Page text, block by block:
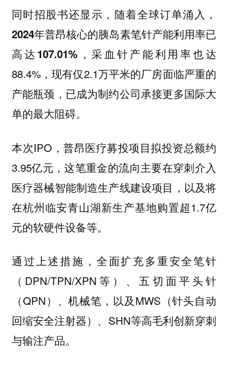
同时招股书还显示， 随着全球订单涌入，
2024年普昂核心的胰岛素笔针产能利用率已
高达107.01%， 采血针产能利用率也达
88.4%，现有仅2.1万平米的厂房面临严重的
产能瓶颈，已成为制约公司承接更多国际大
单的最大阻碍。
本次IPO，普昂医疗募投项目拟投资总额约
3.95亿元，这笔重金的流向主要在穿刺介入
医疗器械智能制造生产线建设项目，以及将
在杭州临安青山湖新生产基地购置超1.7亿
元的软硬件设备等。
通过上述措施，全面扩充多重安全笔针
（DPN/TPN/XPN等）、五切面平头针
（QPN）、机械笔，以及MWS（针头自动
回缩安全注射器）、SHN等高毛利创新穿刺
与输注产品。